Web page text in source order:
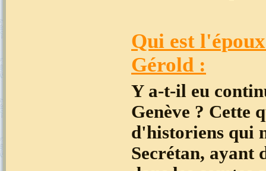
Qui est
Gérold :
Y a-t-il eu
Genève ? Cette
d'historiens qui
Secrétan, ayant